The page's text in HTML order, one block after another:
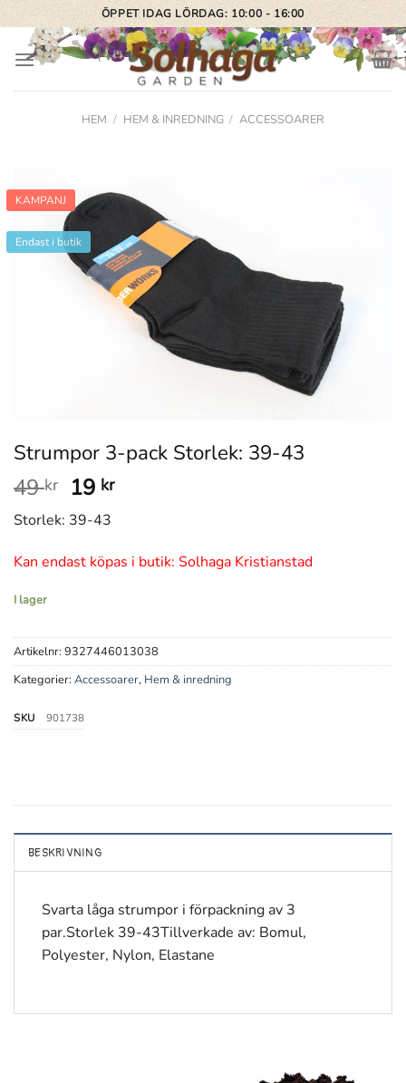
Skip
to
content
ÖPPET IDAG LÖRDAG: 10:00 - 16:00
HEM / HEM & INREDNING / ACCESSOARER
KAMPANJ
Endast i butik
Strumpor 3-pack Storlek: 39-43
49kr Det
ursprungliga
priset
var:
49 kr.
19 krDet
är:
19 kr.
Storlek: 39-43
Kan endast köpas i butik: Solhaga Kristianstad
I lager
Artikelnr: 9327446013038
Kategorier: Accessoarer, Hem & inredning
SKU 901738
BESKRIVNING
Svarta låga strumpor i förpackning av 3
par.Storlek 39-43Tillverkade av: Bomul,
Polyester, Nylon, Elastane